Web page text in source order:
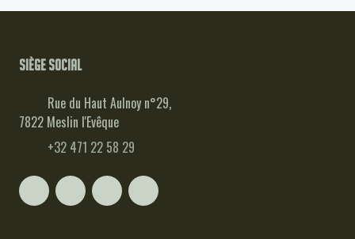
Siège social
Rue du Haut Aulnoy n°29,
7822 Meslin l'Evêque
+32 471 22 58 29